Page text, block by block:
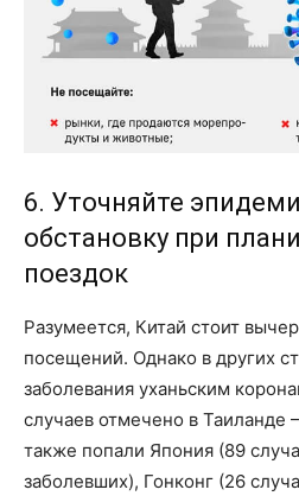
6. Уточняйте
обстановку при
поездок
Разумеется, Китай стоит
посещений. Однако в других
заболевания уханьским
случаев отмечено в Таиланде
также попали Япония (89
заболевших), Гонконг (26